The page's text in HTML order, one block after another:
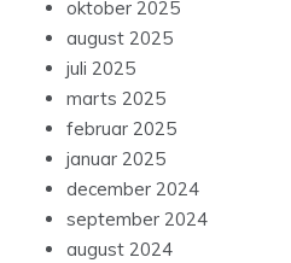
oktober 2025
august 2025
juli 2025
marts 2025
februar 2025
januar 2025
december 2024
september 2024
august 2024